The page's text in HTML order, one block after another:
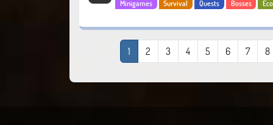
Minigames Survival Quests Bosses
1 2 3 4 5 6 7 8